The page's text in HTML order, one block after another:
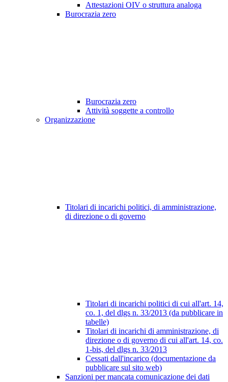
Attestazioni OIV o struttura analoga
Burocrazia zero
Burocrazia zero
Attività soggette a controllo
Organizzazione
Titolari di incarichi politici, di amministrazione,
di direzione o di governo
Titolari di incarichi politici di cui all'art. 14,
co. 1, del dlgs n. 33/2013 (da pubblicare in
tabelle)
Titolari di incarichi di amministrazione, di
direzione o di governo di cui all'art. 14, co.
1-bis, del dlgs n. 33/2013
Cessati dall'incarico (documentazione da
pubblicare sul sito web)
Sanzioni per mancata comunicazione dei dati